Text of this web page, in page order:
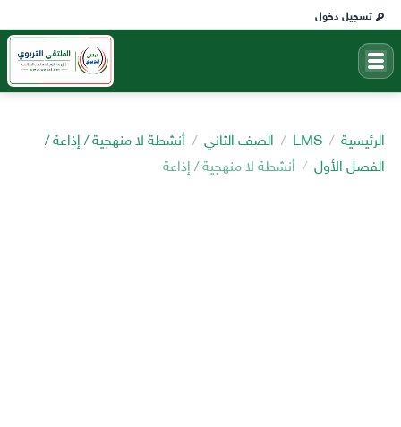
تسجيل دخول
الرئيسية LMS الصف الثاني
أنشطة لا منهجية / إذاعة /
الفصل الأول
أنشطة لا منهجية / إذاعة